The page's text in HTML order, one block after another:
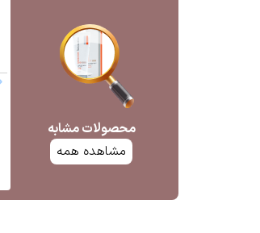
محصولات مشابه
مشاهده همه